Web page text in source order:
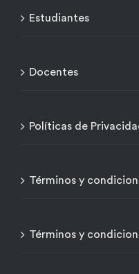
Estudiantes
Docentes
Políticas de
Términos y
Términos y